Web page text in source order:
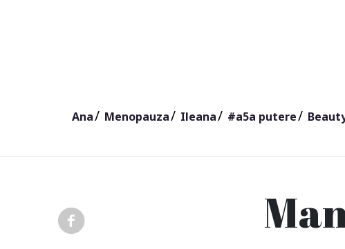
Ana Menopauza Ileana #a5a putere